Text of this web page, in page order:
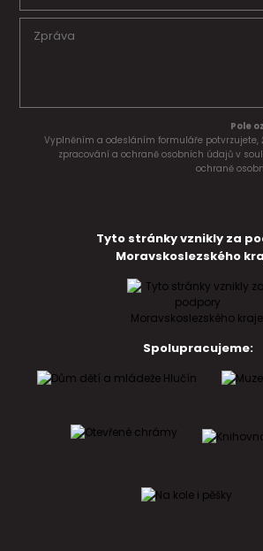
Pole
Vyplněním a odesláním formuláře potvrzujete,
zpracování a ochraně osobních údajů v
ochraně
Tyto stránky vznikly za
Moravskoslezského
Spolupracujeme: